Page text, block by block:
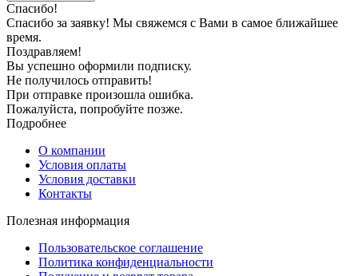
Спасибо!
Спасибо за заявку! Мы свяжемся с Вами в самое ближайшее
время.
Поздравляем!
Вы успешно оформили подписку.
Не получилось отправить!
При отправке произошла ошибка.
Пожалуйста, попробуйте позже.
Подробнее
О компании
Условия оплаты
Условия доставки
Контакты
Полезная информация
Пользовательское соглашение
Политика конфиденциальности